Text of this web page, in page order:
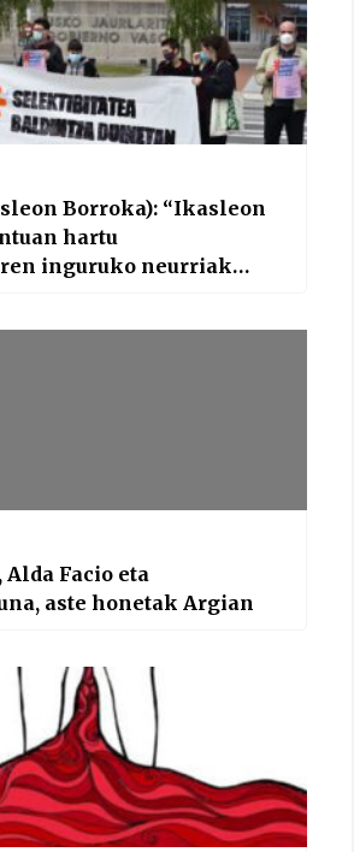
2021/06/30
Borroka): “Ikasleon
hartu
inguruko neurriak
Facio eta
aste honetak Argian